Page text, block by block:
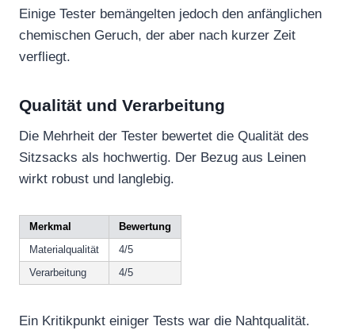
Einige Tester bemängelten jedoch den anfänglichen
chemischen Geruch, der aber nach kurzer Zeit
verfliegt.
Qualität und Verarbeitung
Die Mehrheit der Tester bewertet die Qualität des
Sitzsacks als hochwertig. Der Bezug aus Leinen
wirkt robust und langlebig.
Merkmal
Bewertung
Materialqualität
4/5
Verarbeitung
4/5
Ein Kritikpunkt einiger Tests war die Nahtqualität.